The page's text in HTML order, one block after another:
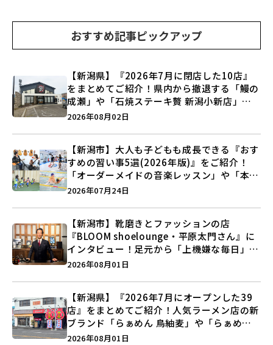
おすすめ記事ピックアップ
【新潟県】『2026年7月に閉店した10店』
をまとめてご紹介！県内から撤退する「鰻の
成瀬」や「石焼ステーキ贅 新潟小新店」が
営業に幕…。
2026年08月02日
【新潟市】大人も子どもも成長できる『おす
すめの習い事5選(2026年版)』をご紹介！
「オーダーメイドの音楽レッスン」や「本格
キックボクシング」で新しい自分を見つけよ
2026年07月24日
【新潟市】靴磨きとファッションの店
『BLOOM shoelounge・平原太門さん』に
インタビュー！足元から「上機嫌な毎日」を
つくる装いの提案とは？
2026年08月01日
【新潟県】『2026年7月にオープンした39
店』をまとめてご紹介！人気ラーメン店の新
ブランド「らぁめん 鳥紬麦」や「らぁめん
しょうがの空」など盛りだくさん♪
2026年08月01日